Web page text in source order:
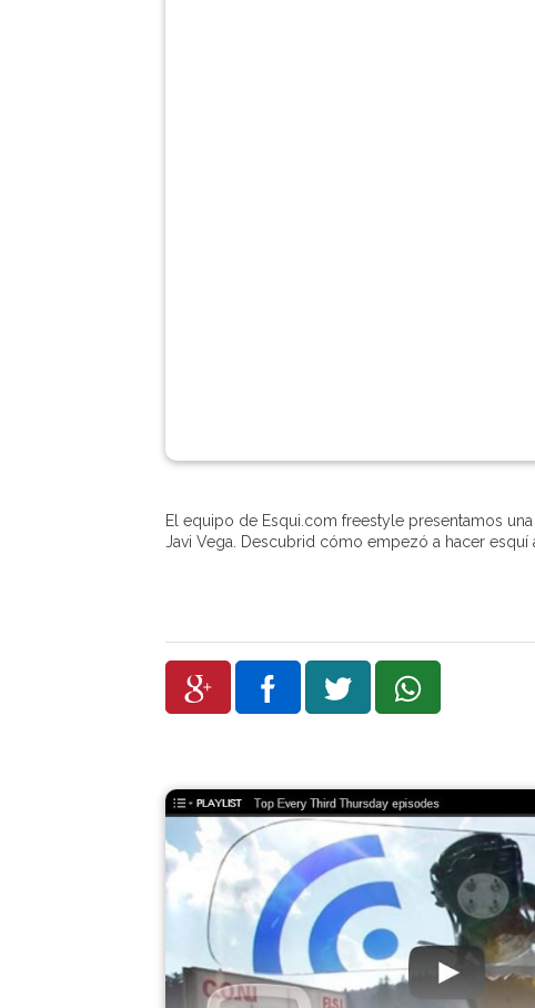
El equipo de Esqui.com freestyle presentamos
Javi Vega. Descubrid cómo empezó a hacer